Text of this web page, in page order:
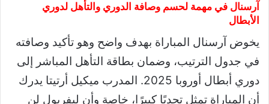
آرسنال في مهمة لحسم وصافة الدوري والتأهل لدوري
الأبطال
يخوض آرسنال المباراة بهدف واضح وهو تأكيد وصافته
في جدول الترتيب، وضمان بطاقة التأهل المباشر إلى
دوري أبطال أوروبا 2025. المدرب ميكيل أرتيتا يدرك
أن المباراة تمثل تحديًا كبيرًا، خاصة وأن ليفربول لن